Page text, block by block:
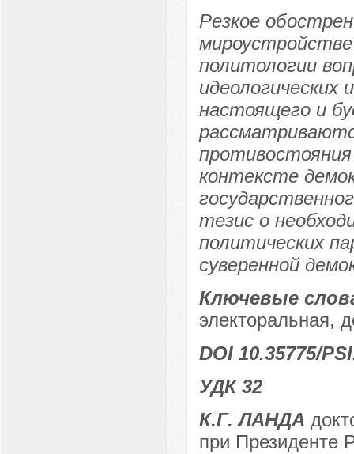
Резкое
политологии
идеологических
настоящего и
контексте
тезис о
политических
суверенной
Ключевые
электоральная,
DOI 10.35775/
УДК 32
К.Г. ЛАНДА
при Президенте